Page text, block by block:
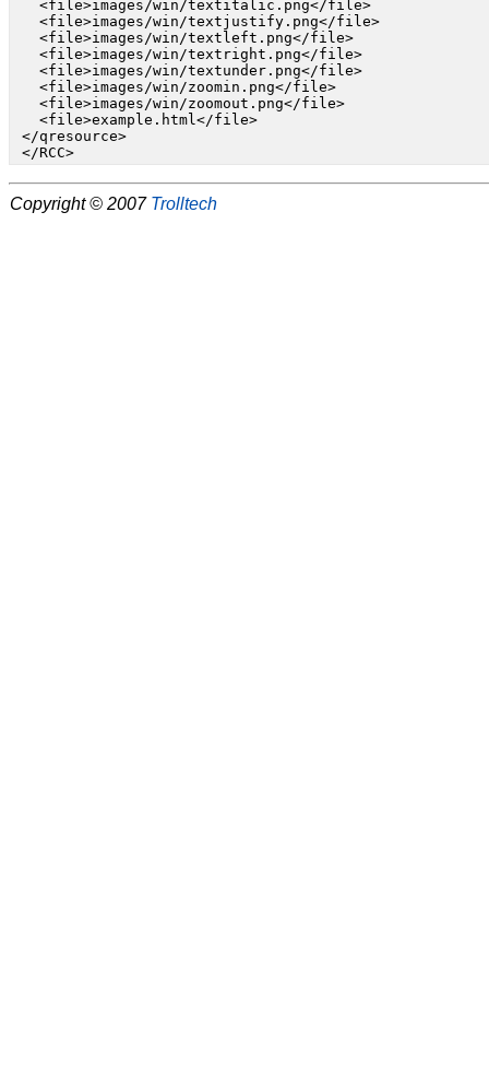
   <file>images/win/textitalic.png</file>
   <file>images/win/textjustify.png</file>
   <file>images/win/textleft.png</file>
   <file>images/win/textright.png</file>
   <file>images/win/textunder.png</file>
   <file>images/win/zoomin.png</file>
   <file>images/win/zoomout.png</file>
   <file>example.html</file>
</qresource>
</RCC>
Copyright © 2007 Trolltech